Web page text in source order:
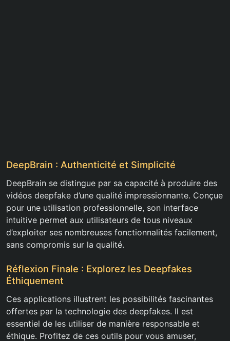
DeepBrain : Authenticité et Simplicité
DeepBrain se distingue par sa capacité à produire des
vidéos deepfake d’une qualité impressionnante. Conçue
pour une utilisation professionnelle, son interface
intuitive permet aux utilisateurs de tous niveaux
d’exploiter ses nombreuses fonctionnalités facilement,
sans compromis sur la qualité.
Réflexion Finale : Explorez les Deepfakes
Éthiquement
Ces applications illustrent les possibilités fascinantes
offertes par la technologie des deepfakes. Il est
essentiel de les utiliser de manière responsable et
éthique. Profitez de ces outils pour vous amuser,